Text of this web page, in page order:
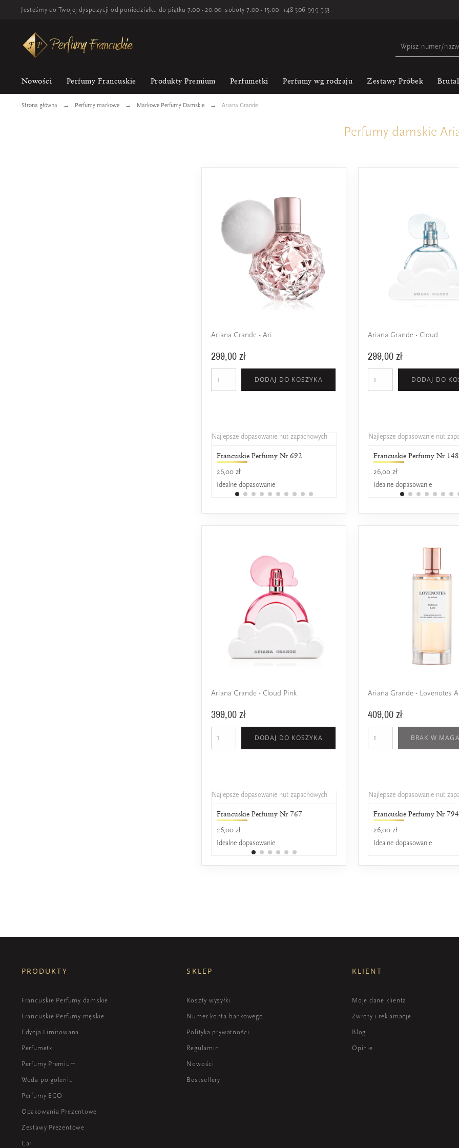
Jesteśmy do Twojej dyspozycji od poniedziałku do piątku 7:00 - 20:00, soboty 7:00 - 15:00. +48 506 999 953
Nowości Perfumy Francuskie Produkty Premium Perfumetki Perfumy wg rodzaju Zestawy Próbek
Strona główna Perfumy markowe Markowe Perfumy Damskie Ariana Grande
Perfumy damskie
Ariana Grande - Ari
299,00 zł
DODAJ DO KOSZYKA
Najlepsze dopasowanie nut zapachowych
Francuskie Perfumy Nr 692
26,00 zł
Idealne dopasowanie
L'amour Premium 692
Idealne dopasowanie
Ariana Grande - Cloud
299,00 zł
DODAJ DO
Najlepsze dopasowanie nut
Francuskie Perfumy Nr 148
26,00 zł
Idealne dopasowanie
Ariana Grande - Cloud Pink
399,00 zł
DODAJ DO KOSZYKA
Najlepsze dopasowanie nut zapachowych
Francuskie Perfumy Nr 767
26,00 zł
Idealne dopasowanie
Francuskie Perfumy Royal 767
Idealne dopasowanie
Ariana Grande - Lovenotes
409,00 zł
BRAK W
Najlepsze dopasowanie nut
Francuskie Perfumy Nr 794
26,00 zł
Idealne dopasowanie
PRODUKTY
Francuskie Perfumy damskie
Francuskie Perfumy męskie
Edycja Limitowana
Perfumetki
Perfumy Premium
Woda po goleniu
Perfumy ECO
Opakowania Prezentowe
Zestawy Prezentowe
Car
SKLEP
Koszty wysyłki
Numer konta bankowego
Polityka prywatności
Regulamin
Nowości
Bestsellery
KLIENT
Moje dane klienta
Zwroty i reklamacje
Blog
Opinie